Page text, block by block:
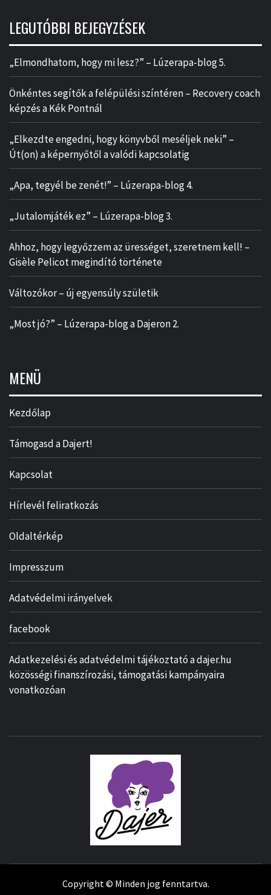
LEGUTÓBBI BEJEGYZÉSEK
„Elmondhatom, hogy mi lesz?” – Lúzerapa-blog 5.
Önkéntes segítők a felépülési színtéren – Recovery coach
képzés a Kék Pontnál
„Elkezdte engedni, hogy könyvből meséljek neki” –
Út(on) a képernyőtől a valódi kapcsolatig
„Apa, tegyél be zenét!” – Lúzerapa-blog 4.
„Jutalomjáték ez” – Lúzerapa-blog 3.
Ahhoz, hogy legyőzzem az ürességet, szeretnem kell! –
Gisèle Pelicot megindító története
Változókor – új egyensúly születik
„Most jó?” – Lúzerapa-blog a Dajeron 2.
MENÜ
Kezdőlap
Támogasd a Dajert!
Kapcsolat
Hírlevél feliratkozás
Oldaltérkép
Impresszum
Adatvédelmi irányelvek
facebook
Adatkezelési és adatvédelmi tájékoztató a dajer.hu
közösségi finanszírozási, támogatási kampányaira
vonatkozóan
Copyright © Minden jog fenntartva.